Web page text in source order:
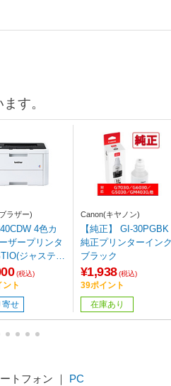
す。
ラザー)
4色カ
ザープリンタ
ジャスティ
はがき～A4］
(税込)
ト
寄せ
Canon(キヤノン)
【純正】 GI-30PGBK
純正プリンターイン
ブラック
¥1,938 (税込)
39ポイント
在庫あり
トフォン ｜ PC